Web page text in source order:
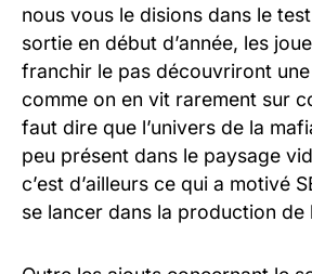
nous vous le disions dans le
sortie en début d’année, les
franchir le pas découvriront
comme on en vit rarement sur
faut dire que l’univers de la
peu présent dans le paysage
c’est d’ailleurs ce qui a motivé
se lancer dans la production de